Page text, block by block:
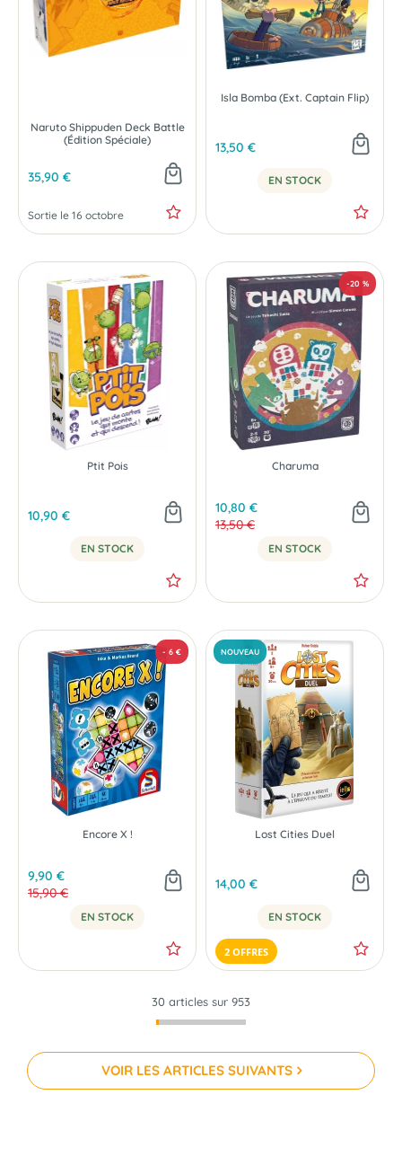
Naruto Shippuden Deck Battle
(Édition Spéciale)
35,90 €
Sortie le 16 octobre
Isla Bomba (Ext. Captain Flip)
13,50 €
EN STOCK
Ptit Pois
10,90 €
EN STOCK
Charuma
10,80 €
13,50 €
EN STOCK
Encore X !
9,90 €
15,90 €
EN STOCK
Lost Cities Duel
14,00 €
EN STOCK
2 OFFRES
30 articles sur 953
VOIR LES ARTICLES SUIVANTS